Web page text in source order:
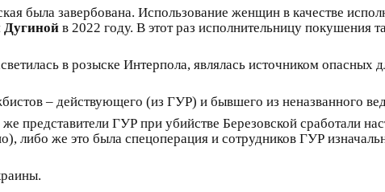
была завербована. Использование женщин в качестве
Дугиной в 2022 году. В этот раз исполнительницу покушения
в розыске Интерпола, являлась источником опасных
– действующего (из ГУР) и бывшего из неназванного
представители ГУР при убийстве Березовской сработали
либо же это была спецоперация и сотрудников ГУР